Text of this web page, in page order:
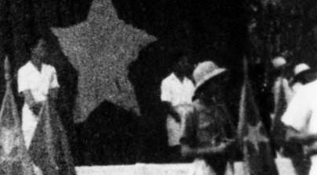
Hà Nội thu hút bác sĩ về
tế, tạo điều kiện để người
tiếp cận các dịch vụ y tế kỹ
cao